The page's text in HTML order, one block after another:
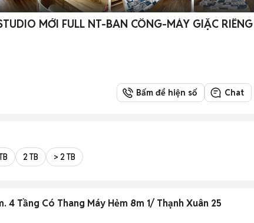
MỚI FULL NT-BAN CÔNG-MÁY GIẶC RIÊNG
Bấm để hiện số Chat
2 TB > 2 TB
4 Tầng Có Thang Máy Hẻm 8m 1/ Thạnh Xuân 25